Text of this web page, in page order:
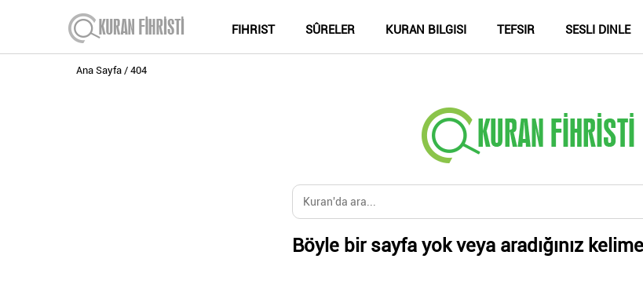
FIHRIST SÛRELER KURAN BILGISI TEFSIR SESLI DINLE
Ana Sayfa 404
Böyle bir sayfa yok veya aradığınız